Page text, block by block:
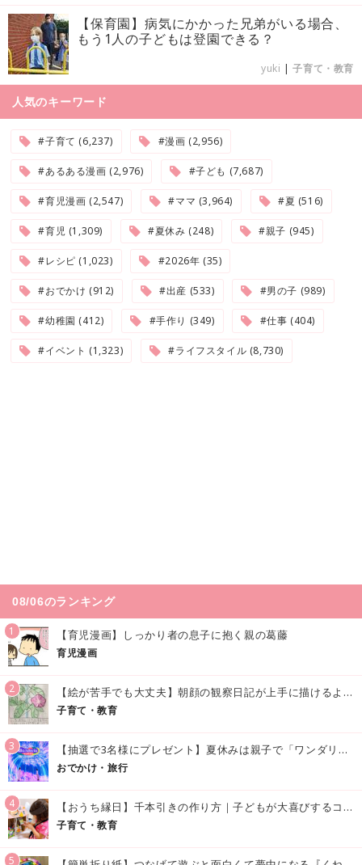
【保育園】病気にかかった兄弟がいる場合、
もう1人の子どもは登園できる？
yuki |子育て・教育
人気のキーワード
#子育て (6,237) #漫画 (2,956)
#あるある漫画 (2,976) #子ども (7,687)
#育児漫画 (2,547) #ママ (3,964) #夏 (516)
#育児 (1,309) #夏休み (248) #親子 (945)
#レシピ (1,023) #2026年 (35)
#おでかけ (912) #出産 (533) #男の子 (989)
#幼稚園 (412) #手作り (349) #仕事 (404)
#イベント (1,323) #ライフスタイル (8,730)
08/06のランキング
1 【育児漫画】しっかり者の息子に抱く親の葛藤
育児漫画
2 【絵が苦手でも大丈夫】朝顔の観察日記が上手に描けるようになる方法｜イラスト付き
子育て・教育
3 【抽選で3名様にプレゼント】夏休みは親子で「ワンダリア横浜」へ！涼しく学んで遊べる話題の没入型施設をご紹介
おでかけ・旅行
4 【おうち縁日】千本引きの作り方｜子どもが大喜びするコツやアイデア♪
子育て・教育
5